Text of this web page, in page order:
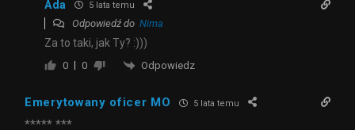
Ada 5 lata temu
Odpowiedź do Nima
Za to taki, jak Ty? :)))
0 0 Odpowiedz
Emerytowany oficer MO 5 lata temu
***** ***